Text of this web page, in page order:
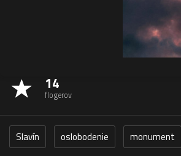
14
flogerov
Slavín oslobodenie monument